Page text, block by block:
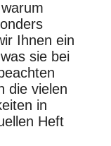
Ihnen ein
sie bei
die vielen
in
Heft